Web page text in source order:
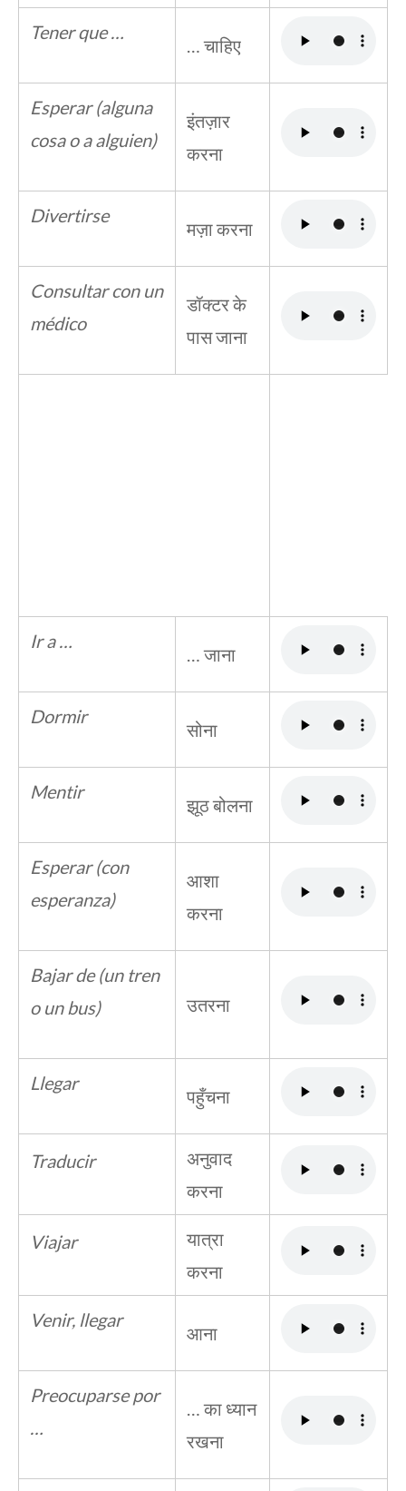
Tener que …
… चाहिए
Esperar (alguna
cosa o a alguien)
इंतज़ार
करना
Divertirse
मज़ा करना
Consultar con un
médico
डॉक्टर के
पास जाना
Ir a …
… जाना
Dormir
सोना
Mentir
झूठ बोलना
Esperar (con
esperanza)
आशा
करना
Bajar de (un tren
o un bus)
उतरना
Llegar
पहुँचना
Traducir
अनुवाद
करना
Viajar
यात्रा
करना
Venir, llegar
आना
Preocuparse por
…
… का ध्यान
रखना